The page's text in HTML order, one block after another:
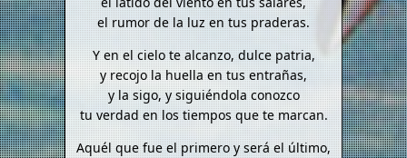
el rumor de la luz en tus praderas.
Y en el cielo te alcanzo, dulce patria,
y recojo la huella en tus entrañas,
y la sigo, y siguiéndola conozco
tu verdad en los tiempos que te marcan.
Aquél que fue el primero y será el último,